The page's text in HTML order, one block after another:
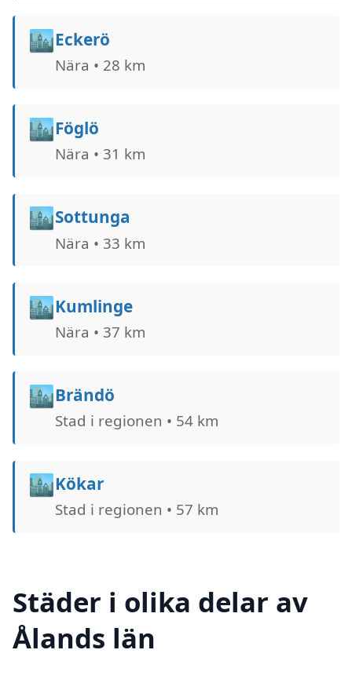
🏙️Eckerö
Nära • 28 km
🏙️Föglö
Nära • 31 km
🏙️Sottunga
Nära • 33 km
🏙️Kumlinge
Nära • 37 km
🏙️Brändö
Stad i regionen • 54 km
🏙️Kökar
Stad i regionen • 57 km
Städer i olika delar av
Ålands län